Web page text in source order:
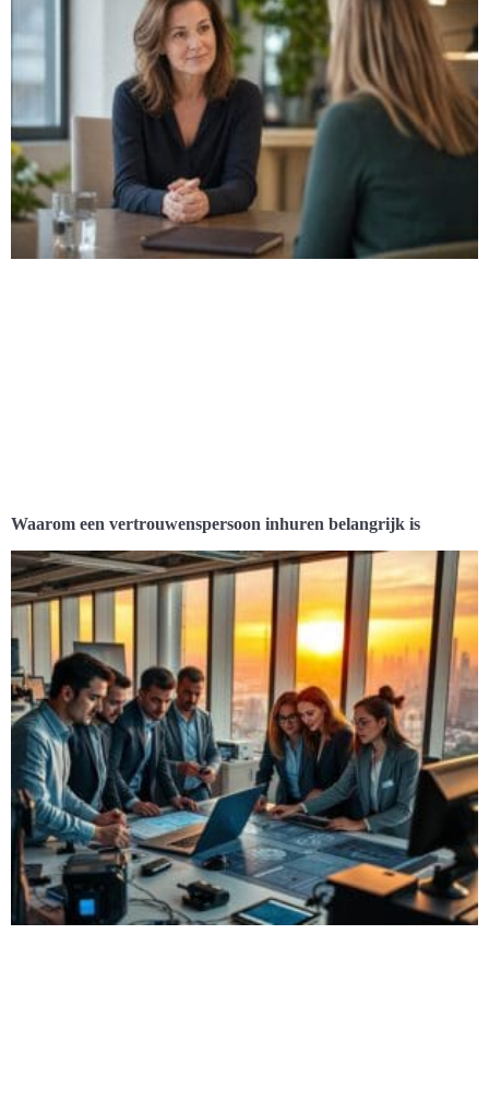
Waarom een vertrouwenspersoon inhuren belangrijk is